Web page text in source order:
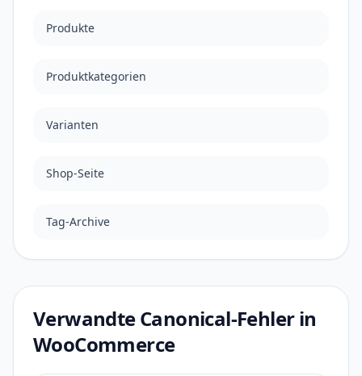
Produkte
Produktkategorien
Varianten
Shop-Seite
Tag-Archive
Verwandte Canonical-Fehler in
WooCommerce